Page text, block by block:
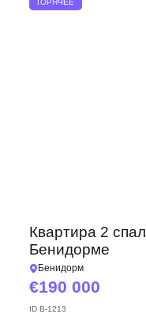
ГОРЯЧЕЕ
Квартира 2
Бенидорме
Бенидорм
190 000
ID B-1213